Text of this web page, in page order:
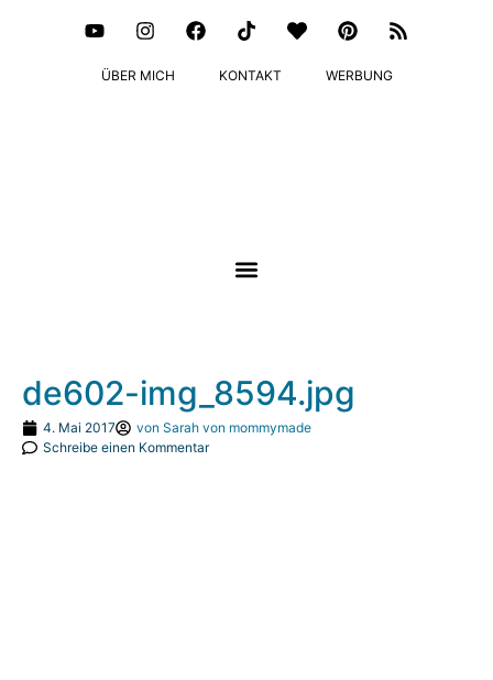
ÜBER MICH KONTAKT WERBUNG
de602-img_8594.jpg
4. Mai 2017 von Sarah von mommymade
Schreibe einen Kommentar